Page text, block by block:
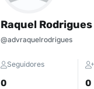
Raquel Rodrigues
@advraquelrodrigues
Seguidores
0 0